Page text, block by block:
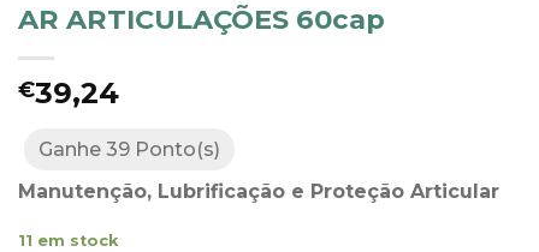
AR ARTICULAÇÕES 60cap
€39,24
Ganhe 39 Ponto(s)
Manutenção, Lubrificação e Proteção Articular
11 em stock